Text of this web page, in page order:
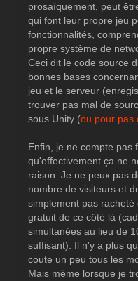
prosaïquement, peut
qui font leur propre jeu
fonctionnalités,
propre système de
Ceci dit le code source
bonnes bases
jeu et le serveur
trouver pas mal de
sous Unity (ou pour pas
Enfin, je ne compte pas
qu'effectivement ça ne
raison. Je ne peux pas
nombre de visiteurs et
simplement pas
gratuit de ce côté là
simultanées au lieu de
suffisant). Il n'y a plus
coute un peu tous les
Mais même lorsque je